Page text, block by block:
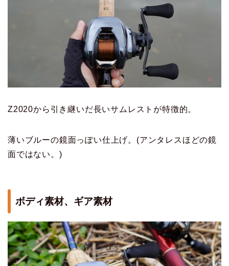
Z2020から引き継いだ長いサムレストが特徴的。
薄いブルーの鏡面っぽい仕上げ。(アンタレスほどの鏡
面ではない。)
ボディ素材、ギア素材